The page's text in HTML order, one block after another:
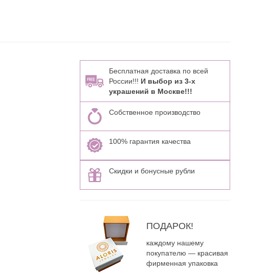
Бесплатная доставка по всей
России!!! И выбор из 3-х
украшений в Москве!!!
Собственное производство
100% гарантия качества
Скидки и бонусные рубли
ПОДАРОК!
каждому нашему
покупателю — красивая
фирменная упаковка